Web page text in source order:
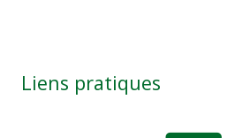
Liens pratiques